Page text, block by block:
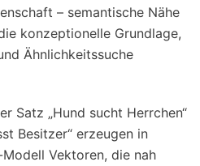
– semantische Nähe
konzeptionelle Grundlage,
Ähnlichkeitssuche
Satz „Hund sucht Herrchen“
Besitzer“ erzeugen in
Vektoren, die nah